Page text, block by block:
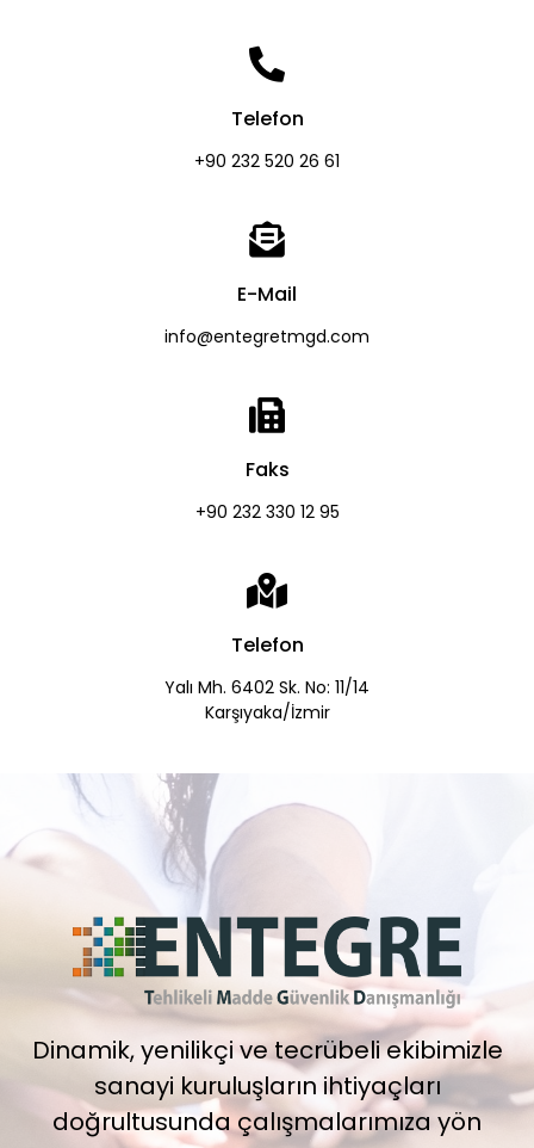
Telefon
+90 232 520 26 61
E-Mail
info@entegretmgd.com
Faks
+90 232 330 12 95
Telefon
Yalı Mh. 6402 Sk. No: 11/14
Karşıyaka/İzmir
Dinamik, yenilikçi ve tecrübeli ekibimizle
sanayi kuruluşların ihtiyaçları
doğrultusunda çalışmalarımıza yön